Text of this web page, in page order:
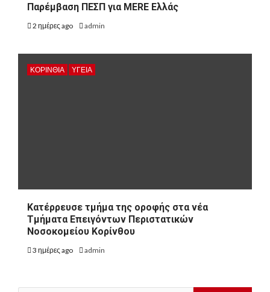
Παρέμβαση ΠΕΣΠ για MERE Ελλάς
2 ημέρες ago admin
ΚΟΡΙΝΘΊΑ ΥΓΕΙΑ
Kατέρρευσε τμήμα της οροφής στα νέα
Τμήματα Επειγόντων Περιστατικών
Νοσοκομείου Κορίνθου
3 ημέρες ago admin